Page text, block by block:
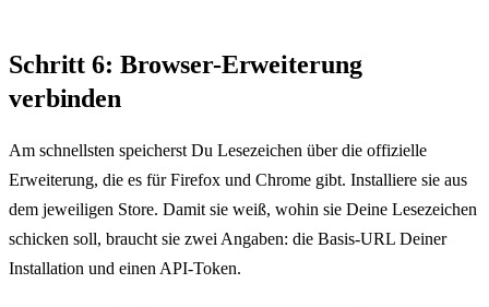
Schritt 6: Browser-Erweiterung
verbinden
Am schnellsten speicherst Du Lesezeichen über die offizielle
Erweiterung, die es für Firefox und Chrome gibt. Installiere sie aus
dem jeweiligen Store. Damit sie weiß, wohin sie Deine Lesezeichen
schicken soll, braucht sie zwei Angaben: die Basis-URL Deiner
Installation und einen API-Token.